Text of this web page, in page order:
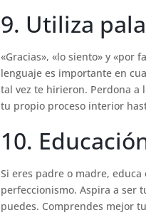
9. Utiliza
«Gracias», «lo siento» y «por
lenguaje es importante en
tal vez te hirieron. Perdona a
tu propio proceso interior
10.
Si eres padre o madre,
perfeccionismo. Aspira a ser
puedes. Comprendes mejor